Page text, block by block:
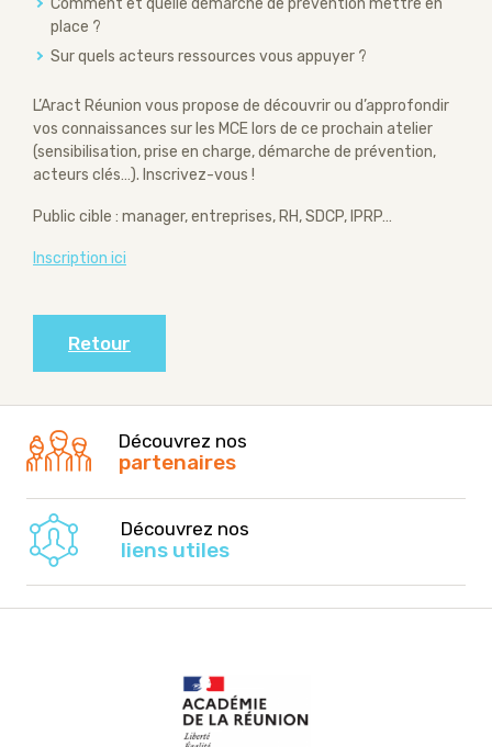
Comment et quelle démarche de prévention mettre en
place ?
Sur quels acteurs ressources vous appuyer ?
L’Aract Réunion vous propose de découvrir ou d’approfondir
vos connaissances sur les MCE lors de ce prochain atelier
(sensibilisation, prise en charge, démarche de prévention,
acteurs clés…). Inscrivez-vous !
Public cible : manager, entreprises, RH, SDCP, IPRP…
Inscription ici
Retour
Découvrez nos
partenaires
Découvrez nos
liens utiles